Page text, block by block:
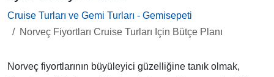
Cruise Turları ve Gemi Turları - Gemisepeti
Norveç Fiyortları Cruise Turları Için Bütçe Planı
Norveç fiyortlarının büyüleyici güzelliğine tanık olmak,